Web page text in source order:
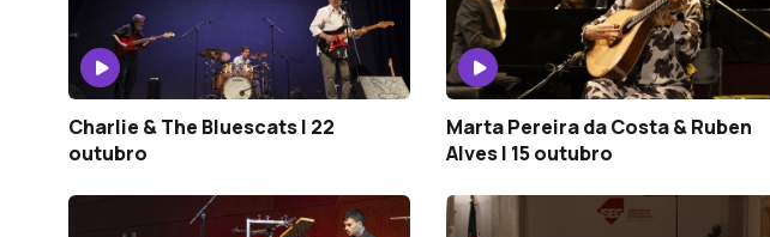
Charlie & The Bluescats | 22
outubro
Marta Pereira da Costa & Ruben
Alves | 15 outubro